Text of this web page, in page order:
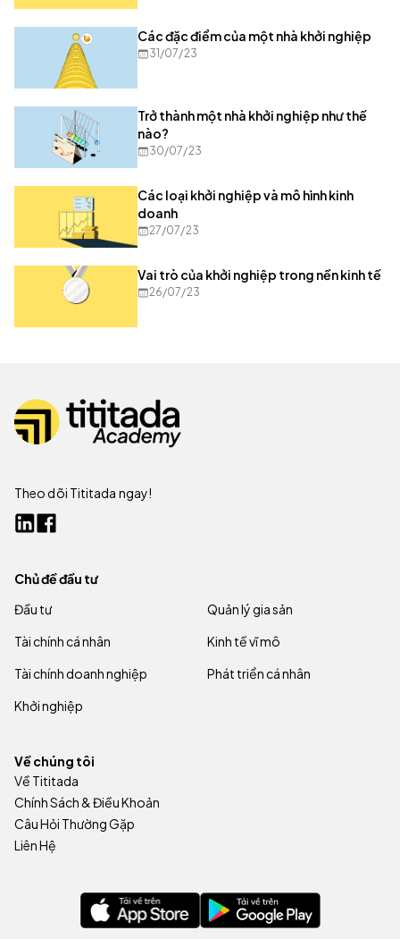
Các đặc điểm của một nhà khởi nghiệp
31/07/23
Trở thành một nhà khởi nghiệp như thế
nào?
30/07/23
Các loại khởi nghiệp và mô hình kinh
doanh
27/07/23
Vai trò của khởi nghiệp trong nền kinh tế
26/07/23
Theo dõi Tititada ngay!
Chủ đề đầu tư
Đầu tư
Quản lý gia sản
Tài chính cá nhân
Kinh tế vĩ mô
Tài chính doanh nghiệp
Phát triển cá nhân
Khởi nghiệp
Về chúng tôi
Về Tititada
Chính Sách & Điều Khoản
Câu Hỏi Thường Gặp
Liên Hệ